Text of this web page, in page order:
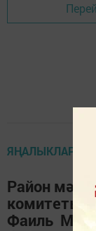
ЯҢАЛЫКЛАР
Район
комитеты,
Фаиль